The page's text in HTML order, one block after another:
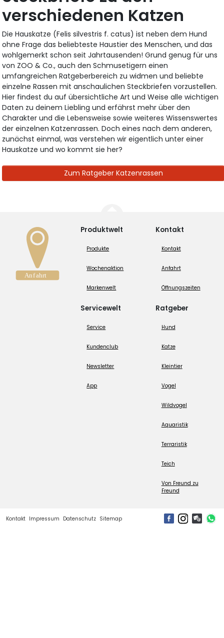
verschiedenen Katzen
Die Hauskatze (Felis silvestris f. catus) ist neben dem Hund
ohne Frage das beliebteste Haustier des Menschen, und das
wohlgemerkt schon seit Jahrtausenden! Grund genug für uns
von ZOO & Co., auch den Schmusetigern einen
umfangreichen Ratgeberbereich zu widmen und beliebte
einzelne Rassen mit anschaulichen Steckbriefen vorzustellen.
Hier findest du auf übersichtliche Art und Weise alle wichtigen
Daten zu deinem Liebling und erfährst mehr über den
Charakter und die Lebensweise sowie weiteres Wissenswertes
der einzelnen Katzenrassen. Doch eines nach dem anderen,
zunächst einmal, was verstehen wir eigentlich unter einer
Hauskatze und wo kommt sie her?
Zum Ratgeber Katzenrassen
Produktwelt
Produkte
Wochenaktion
Markenwelt
Servicewelt
Service
Kundenclub
Newsletter
App
Kontakt
Kontakt
Anfahrt
Öffnungszeiten
Ratgeber
Hund
Katze
Kleintier
Vogel
Wildvogel
Aquaristik
Terraristik
Teich
Von Freund zu
Freund
Kontakt Impressum Datenschutz Sitemap